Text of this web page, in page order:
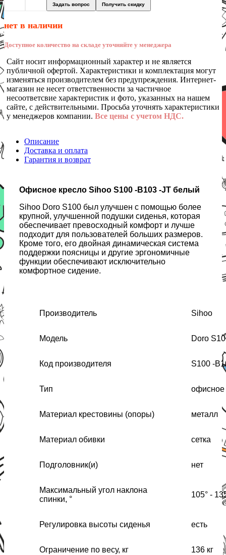
Задать вопрос Получить скидку
нет в наличии
Доступное количество на складе уточняйте у менеджера
Сайт носит информационный характер и не является
публичной офертой. Характеристики и комплектация могут
изменяться производителем без предупреждения. Интернет-
магазин не несет ответственности за частичное
несоответсвие характеристик и фото, указанных на нашем
сайте, с действительными. Просьба уточнять характеристики
у менеджеров компании. Все цены с учетом НДС.
Описание
Доставка и оплата
Гарантия и возврат
Офисное кресло Sihoo S100 -B103 -JT белый
Sihoo Doro S100 был улучшен с помощью более
крупной, улучшенной подушки сиденья, которая
обеспечивает превосходный комфорт и лучше
подходит для пользователей больших размеров.
Кроме того, его двойная динамическая система
поддержки поясницы и другие эргономичные
функции обеспечивают исключительно
комфортное сидение.
Производитель Sihoo
Модель Doro
Код производителя S100 -
Тип офисное
Материал крестовины (опоры) металл
Материал обивки сетка
Подголовник(и) нет
Максимальный угол наклона
спинки, °
105° -
Регулировка высоты сиденья есть
Ограничение по весу, кг 136 кг